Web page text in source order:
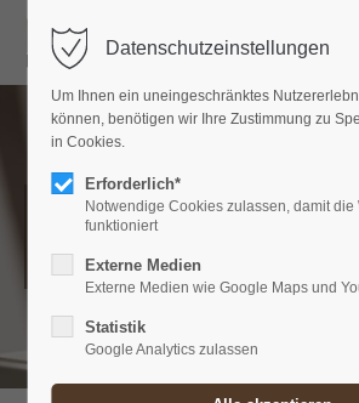
IMPRESSUM
Fussböden Zehetmair GmbH
Datenschutzeinstellungen
Um Ihnen ein uneingeschränktes
können, benötigen wir Ihre Zustimmung zu
in Cookies.
Erforderlich*
Notwendige Cookies zulassen, damit die
funktioniert
Externe Medien
Externe Medien wie Google Maps und
Statistik
Google Analytics zulassen